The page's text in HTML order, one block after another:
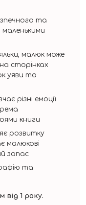
та
малюк може
сторінках
уяви та
різні емоції
книги
розвитку
малюкові
запас
та
від 1 року.